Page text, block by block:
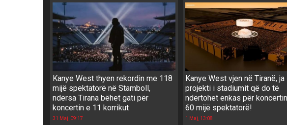
Kanye West thyen rekordin me 118
mijë spektatorë në Stamboll,
ndërsa Tirana bëhet gati për
koncertin e 11 korrikut
31 Maj, 09:17
Kanye West vjen në Tiranë, ja
projekti i stadiumit që do të
ndërtohet enkas për
60 mijë spektatorë!
1 Maj, 13:08